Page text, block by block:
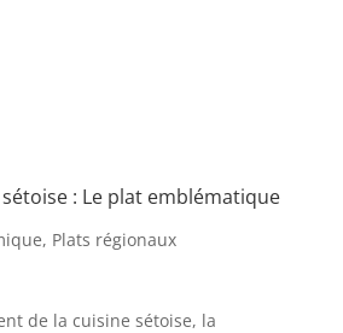
: Le plat emblématique
, Plats régionaux
de la cuisine sétoise, la